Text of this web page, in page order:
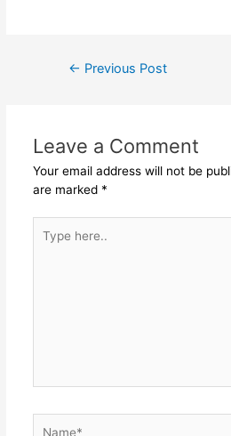
← Previous Post
Leave a Comment
Your email address will not be
are marked *
here..